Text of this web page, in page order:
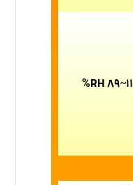
11~89 RH
%